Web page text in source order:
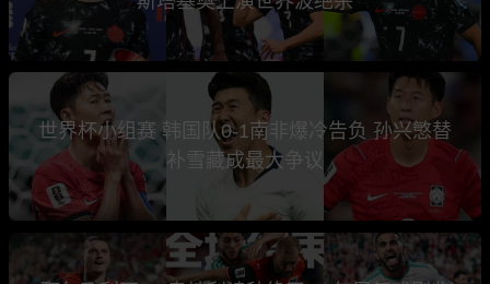
世界杯小组赛 韩国队0-1南非爆冷告负 孙兴慜替
补雪藏成最大争议